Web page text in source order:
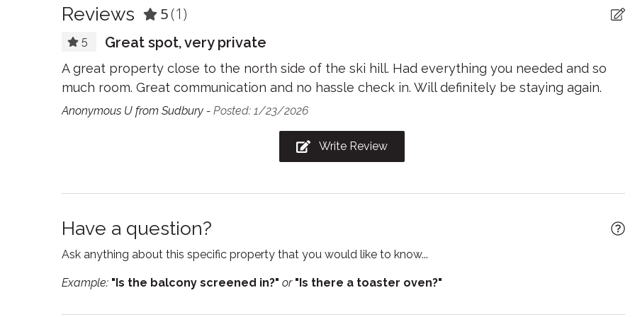
Free WiFi
Garden or backyard
Hot tub
Hot water
Internet
Jacuzzi
Kitchen
Kitchen utensils
Lake
workspace
Outdoor furniture
Smoke detector
Towels
Reviews 5(1)
5 Great spot, very private
A great property close to the north side of the ski hill. Had everything you needed and so
much room. Great communication and no hassle check in. Will definitely be staying again.
Anonymous U from Sudbury - Posted: 1/23/2026
Write Review
Have a question?
Ask anything about this specific property that you would like to know...
Example: "Is the balcony screened in?" or "Is there a toaster oven?"